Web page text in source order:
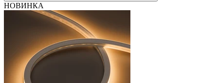
НОВИНКА